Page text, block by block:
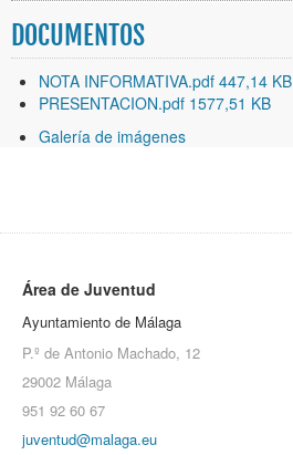
DOCUMENTOS
NOTA INFORMATIVA.pdf 447,14 KB
PRESENTACION.pdf 1577,51 KB
Galería de imágenes
Área de Juventud
Ayuntamiento de Málaga
P.º de Antonio Machado, 12
29002 Málaga
951 92 60 67
juventud@malaga.eu